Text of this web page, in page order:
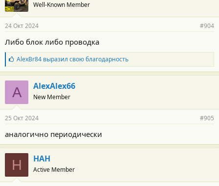
Well-Known Member
24 Окт 2024 #904
Либо блок либо проводка
Б
л
а
г
о
а
н
с
т
и
AlexBr84выразил свою благодарность
A AlexAlex66
New Member
25 Окт 2024 #905
аналогично периодически
Н НАН
Active Member